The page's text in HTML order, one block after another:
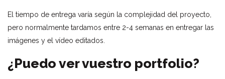
El tiempo de entrega varía según la complejidad del proyecto,
pero normalmente tardamos entre 2-4 semanas en entregar las
imágenes y el vídeo editados.
¿Puedo ver vuestro portfolio?